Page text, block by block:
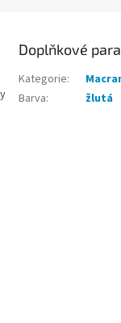
Doplňkové
Kategorie:
Barva: žlutá